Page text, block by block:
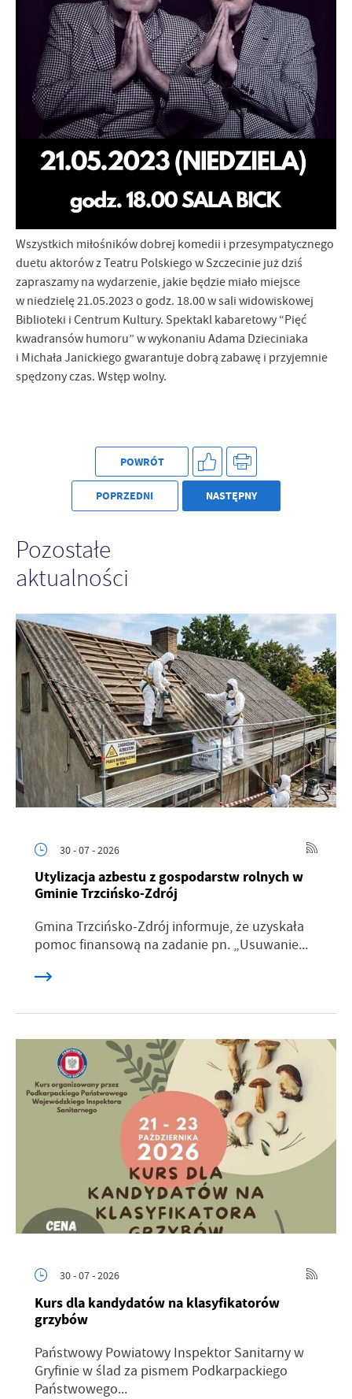
Wszystkich miłośników dobrej komedii i przesympatycznego
duetu aktorów z Teatru Polskiego w Szczecinie już dziś
zapraszamy na wydarzenie, jakie będzie miało miejsce
w niedzielę 21.05.2023 o godz. 18.00 w sali widowiskowej
Biblioteki i Centrum Kultury. Spektakl kabaretowy “Pięć
kwadransów humoru” w wykonaniu Adama Dzieciniaka
i Michała Janickiego gwarantuje dobrą zabawę i przyjemnie
spędzony czas. Wstęp wolny.
POWRÓT
POPRZEDNI NASTĘPNY
Pozostałe
aktualności
30 - 07 - 2026
Utylizacja azbestu z gospodarstw rolnych w
Gminie Trzcińsko-Zdrój
Gmina Trzcińsko-Zdrój informuje, że uzyskała
pomoc finansową na zadanie pn. „Usuwanie...
30 - 07 - 2026
Kurs dla kandydatów na klasyfikatorów
grzybów
Państwowy Powiatowy Inspektor Sanitarny w
Gryfinie w ślad za pismem Podkarpackiego
Państwowego...
Firmy te działają w charakterze pośredników prezentujących nasze
treści w postaci wiadomości, ofert, komunikatów mediów
społecznościowych.